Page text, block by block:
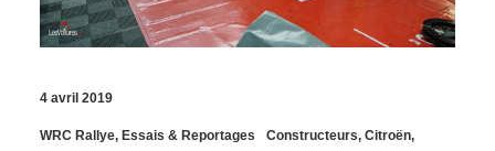
4 avril 2019
WRC Rallye, Essais & Reportages Constructeurs, Citroën,